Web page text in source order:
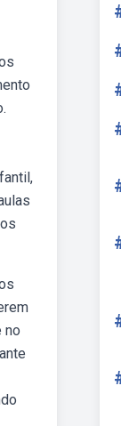
no